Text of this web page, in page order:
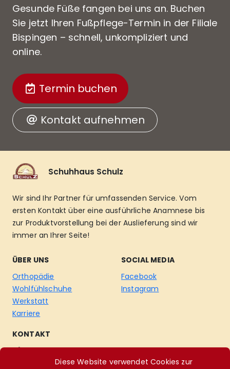
Gesunde Füße fangen bei uns an. Buchen
Sie jetzt Ihren Fußpflege-Termin in der Filiale
Bispingen – schnell, unkompliziert und
online.
Termin buchen
Kontakt aufnehmen
Schuhhaus Schulz
Wir sind Ihr Partner für umfassenden Service. Vom
ersten Kontakt über eine ausführliche Anamnese bis
zur Produktvorstellung bei der Auslieferung sind wir
immer an Ihrer Seite!
ÜBER UNS
Orthopädie
Wohlfühlschuhe
Werkstatt
Karriere
SOCIAL MEDIA
Facebook
Instagram
KONTAKT
04174-2845
info@schuhhaus-
Diese Website verwendet Cookies zur